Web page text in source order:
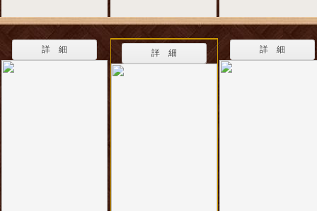
詳 細 詳 細 詳 細